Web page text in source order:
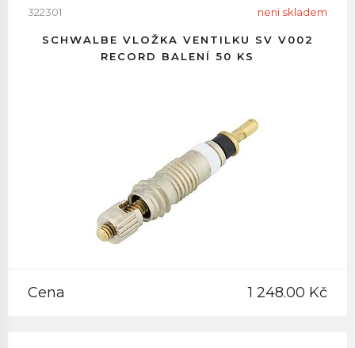
322301 neni skladem
SCHWALBE VLOŽKA VENTILKU SV V002
RECORD BALENÍ 50 KS
Cena 1 248.00 Kč